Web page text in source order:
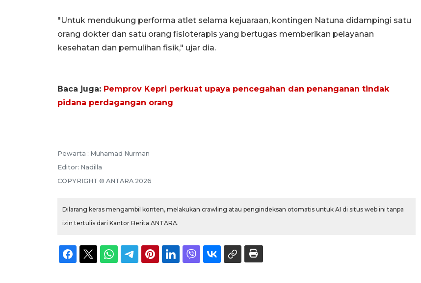
"Untuk mendukung performa atlet selama kejuaraan, kontingen Natuna didampingi satu
orang dokter dan satu orang fisioterapis yang bertugas memberikan pelayanan
kesehatan dan pemulihan fisik," ujar dia.
Baca juga: Pemprov Kepri perkuat upaya pencegahan dan penanganan tindak
pidana perdagangan orang
Pewarta : Muhamad Nurman
Editor: Nadilla
COPYRIGHT © ANTARA 2026
Dilarang keras mengambil konten, melakukan crawling atau pengindeksan otomatis untuk AI di situs web ini tanpa
izin tertulis dari Kantor Berita ANTARA.